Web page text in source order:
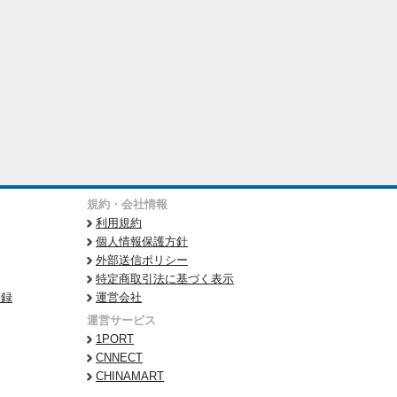
規約・会社情報
利用規約
個人情報保護方針
外部送信ポリシー
特定商取引法に基づく表示
運営会社
運営サービス
1PORT
CNNECT
CHINAMART